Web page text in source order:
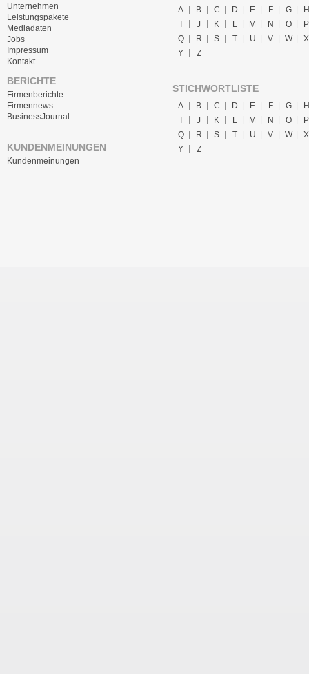
Unternehmen
Leistungspakete
Mediadaten
Jobs
Impressum
Kontakt
BERICHTE
Firmenberichte
Firmennews
BusinessJournal
KUNDENMEINUNGEN
Kundenmeinungen
A B C D E F G
H
J K L M N O
P
Q
R S T U V W
X
Y
Z
STICHWORTLISTE
A B C D E F G
H
I
J K L M N O
P
Q
R S T U V W
X
Y
Z